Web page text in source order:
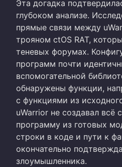
Эта догадка
глубоком анализе.
прямые связи между
трояном ctOS RAT,
теневых форумах.
программ почти
вспомогательной
обнаружены функции,
с функциями из
uWarrior не создавал всё
программу из готовых
строки в коде и пути к
окончательно
злоумышленника.